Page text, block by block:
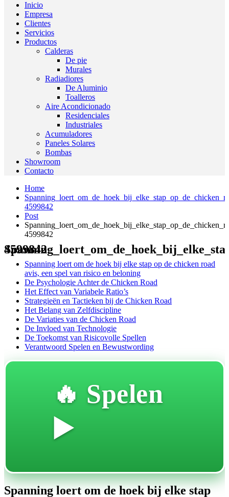
Inicio
Empresa
Clientes
Servicios
Productos
Calderas
De pie
Murales
Radiadiores
De Aluminio
Toalleros
Aire Acondicionado
Residenciales
Industriales
Acumuladores
Paneles Solares
Bombas
Showroom
Contacto
Home
4599842
Post
4599842
Spanning_loert_om_de_hoek_bij_elke_stap_op_de_chicken_road_avis_een_spel_van_ris-4599842
Spanning loert om de hoek bij elke stap op de chicken road
avis, een spel van risico en beloning
De Psychologie Achter de Chicken Road
Het Effect van Variabele Ratio’s
Strategieën en Tactieken bij de Chicken Road
Het Belang van Zelfdiscipline
De Variaties van de Chicken Road
De Invloed van Technologie
De Toekomst van Risicovolle Spellen
Verantwoord Spelen en Bewustwording
🔥 Spelen
▶️
Spanning loert om de hoek bij elke stap